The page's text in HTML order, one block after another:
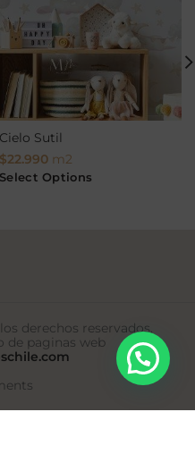
Cielo Sutil
$22.990 m2
Select Options
derechos reservados.
de paginas web